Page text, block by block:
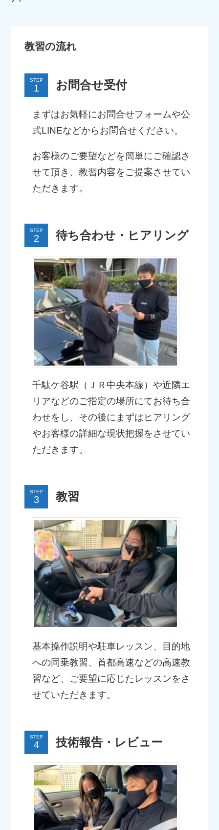
教習の流れ
STEP お問合せ受付
まずはお気軽にお問合せフォームや公
式LINEなどからお問合せください。
お客様のご要望などを簡単にご確認さ
せて頂き、教習内容をご提案させてい
ただきます。
STEP 待ち合わせ・ヒアリング
千駄ケ谷駅（ＪＲ中央本線）や近隣エ
リアなどのご指定の場所にてお待ち合
わせをし、その後にまずはヒアリング
やお客様の詳細な現状把握をさせてい
ただきます。
STEP 教習
基本操作説明や駐車レッスン、目的地
への同乗教習、首都高速などの高速教
習など、ご要望に応じたレッスンをさ
せていただきます。
STEP 技術報告・レビュー